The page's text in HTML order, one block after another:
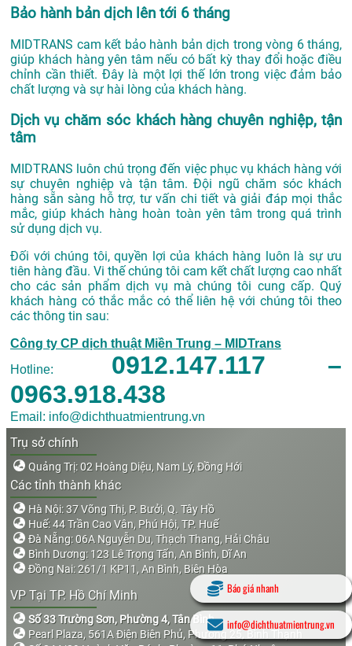
Bảo hành bản dịch lên tới 6 tháng
MIDTRANS cam kết bảo hành bản dịch trong vòng 6 tháng,
giúp khách hàng yên tâm nếu có bất kỳ thay đổi hoặc điều
chỉnh cần thiết. Đây là một lợi thế lớn trong việc đảm bảo
chất lượng và sự hài lòng của khách hàng.
Dịch vụ chăm sóc khách hàng chuyên nghiệp, tận
tâm
MIDTRANS luôn chú trọng đến việc phục vụ khách hàng với
sự chuyên nghiệp và tận tâm. Đội ngũ chăm sóc khách
hàng sẵn sàng hỗ trợ, tư vấn chi tiết và giải đáp mọi thắc
mắc, giúp khách hàng hoàn toàn yên tâm trong quá trình
sử dụng dịch vụ.
Đối với chúng tôi, quyền lợi của khách hàng luôn là sự ưu
tiên hàng đầu. Vi thế chúng tôi cam kết chất lượng cao nhất
cho các sản phẩm dịch vụ mà chúng tôi cung cấp. Quý
khách hàng có thắc mắc có thể liên hệ với chúng tôi theo
các thông tin sau:
Công ty CP dịch thuật Miền Trung – MIDTrans
Hotline: 0912.147.117 –
0963.918.438
Email: info@dichthuatmientrung.vn
Trụ sở chính
Quảng Trị: 02 Hoàng Diệu, Nam Lý, Đồng Hới
Các tỉnh thành khác
Hà Nội: 37 Võng Thị, P. Bưởi, Q. Tây Hồ
Huế: 44 Trần Cao Vân, Phú Hội, TP. Huế
Đà Nẵng: 06A Nguyễn Du, Thạch Thang, Hải Châu
Bình Dương: 123 Lê Trọng Tấn, An Bình, Dĩ An
Đồng Nai: 261/1 KP11, An Bình, Biên Hòa
VP Tại TP. Hồ Chí Minh
Số 33 Trường Sơn, Phường 4, Tân Bình
Pearl Plaza, 561A Điện Biên Phủ, Phường 25, Bình Thạnh
Báo giá nhanh
info@dichthuatmientrung.vn